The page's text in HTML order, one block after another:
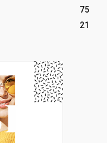
75
21